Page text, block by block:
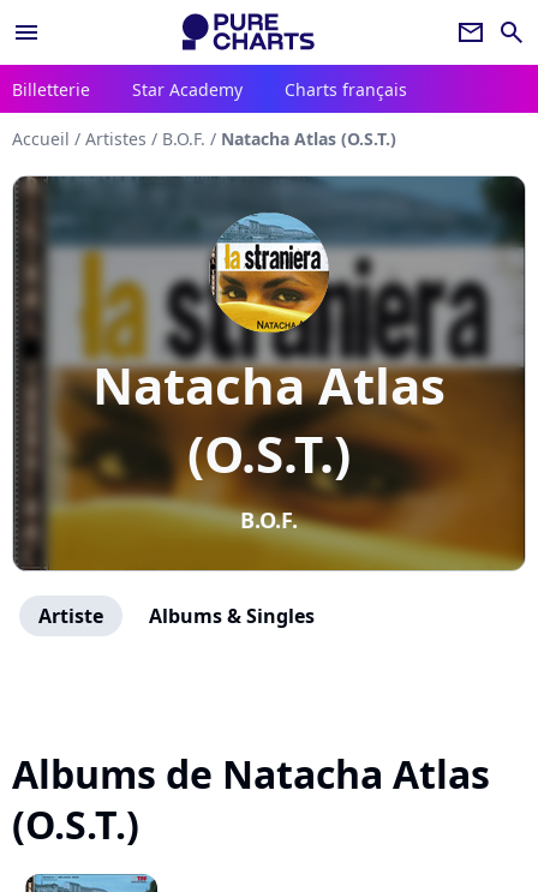
menu newsletter search
Billetterie Star Academy Charts français
Accueil / Artistes / B.O.F. / Natacha Atlas (O.S.T.)
Natacha Atlas
(O.S.T.)
B.O.F.
Artiste Albums & Singles
Albums de Natacha Atlas
(O.S.T.)